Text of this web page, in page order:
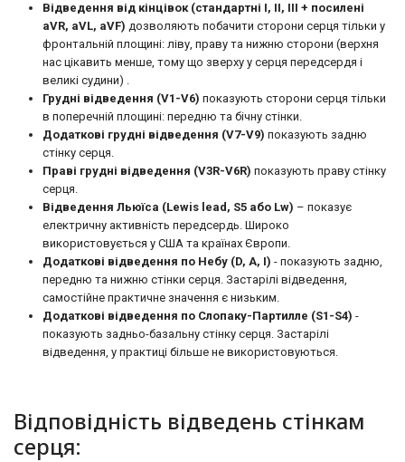
Відведення від кінцівок (стандартні I, II, III + посилені
aVR, aVL, aVF) дозволяють побачити сторони серця тільки у
фронтальній площині: ліву, праву та нижню сторони (верхня
нас цікавить менше, тому що зверху у серця передсердя і
великі судини) .
Грудні відведення (V1-V6) показують сторони серця тільки
в поперечній площині: передню та бічну стінки.
Додаткові грудні відведення (V7-V9) показують задню
стінку серця.
Праві грудні відведення (V3R-V6R) показують праву стінку
серця.
Відведення Льюїса (Lewis lead, S5 або Lw) – показує
електричну активність передсердь. Широко
використовується у США та країнах Європи.
Додаткові відведення по Небу (D, A, I) - показують задню,
передню та нижню стінки серця. Застарілі відведення,
самостійне практичне значення є низьким.
Додаткові відведення по Слопаку-Партилле (S1-S4) -
показують задньо-базальну стінку серця. Застарілі
відведення, у практиці більше не використовуються.
Відповідність відведень стінкам
серця: